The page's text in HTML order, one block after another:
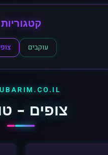
קטגוריות
עוקבים
צופים -